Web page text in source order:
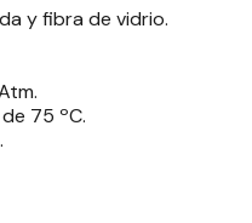
y fibra de vidrio.
75 ºC.